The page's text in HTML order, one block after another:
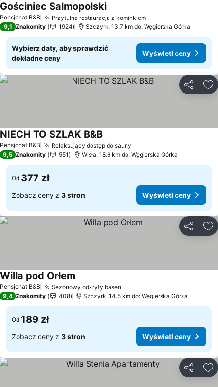
Pensjonat B&B Przytulna restauracja z kominkiemWyświetl ceny
Gościniec SalmopolskiWyświetl ceny
9,1 Znakomity 1924 Szczyrk, 13.7 km do: Węgierska Górka
Wybierz daty, aby sprawdzić
dokładne ceny
Wyświetl ceny
Pensjonat B&B Relaksujący dostęp do sauny
NIECH TO SZLAK B&BWyświetl ceny
9,5 Znakomity 551 Wisła, 18.6 km do: Węgierska Górka
Od 377 zł
Zobacz ceny z 3 stron Wyświetl ceny
Pensjonat B&B Sezonowy odkryty basen
Willa pod Orłem
9,4 Znakomity 408 Szczyrk, 14.5 km do: Węgierska Górka
Od 189 zł
Zobacz ceny z 3 stron Wyświetl ceny